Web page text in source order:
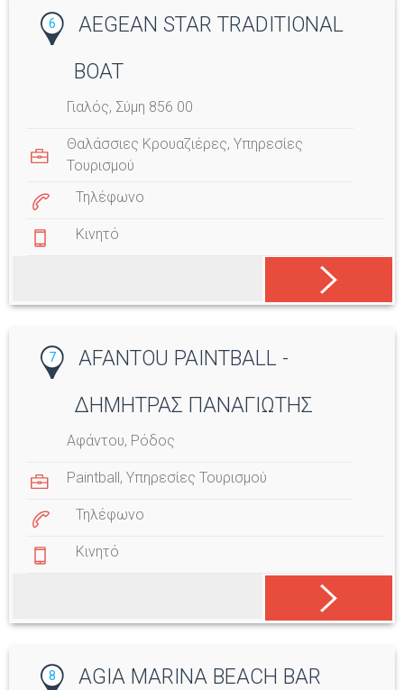
6
AEGEAN STAR TRADITIONAL
BOAT
Γιαλός, Σύμη 856 00
Θαλάσσιες Κρουαζιέρες,Υπηρεσίες
Τουρισμού
Τηλέφωνο
Κινητό
7
AFANTOU PAINTBALL -
ΔΗΜΗΤΡΑΣ ΠΑΝΑΓΙΩΤΗΣ
Αφάντου, Ρόδος
Paintball ,Υπηρεσίες Τουρισμού
Τηλέφωνο
Κινητό
8 AGIA MARINA BEACH BAR